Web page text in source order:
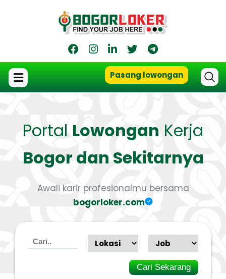
Pasang lowongan
Portal Lowongan Kerja
Bogor dan Sekitarnya
Awali karir profesionalmu bersama
bogorloker.com
Cari Sekarang